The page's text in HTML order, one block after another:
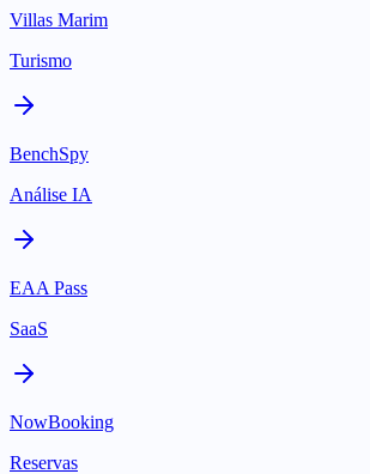
Villas Marim
Turismo
BenchSpy
Análise IA
EAA Pass
SaaS
NowBooking
Reservas